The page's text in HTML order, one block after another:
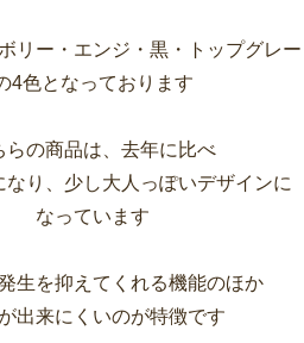
リー・エンジ・黒・トップグレー
4色となっております
らの商品は、去年に比べ
なり、少し大人っぽいデザインに
なっています
生を抑えてくれる機能のほか
出来にくいのが特徴です